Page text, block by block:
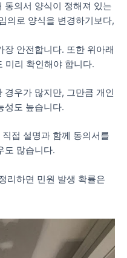
동의서 양식이 정해져 있는
의로 양식을 변경하기보다,
장 안전합니다. 또한 위아래
미리 확인해야 합니다.
경우가 많지만, 그만큼 개인
성도 높습니다.
접 설명과 함께 동의서를
도 많습니다.
리하면 민원 발생 확률은